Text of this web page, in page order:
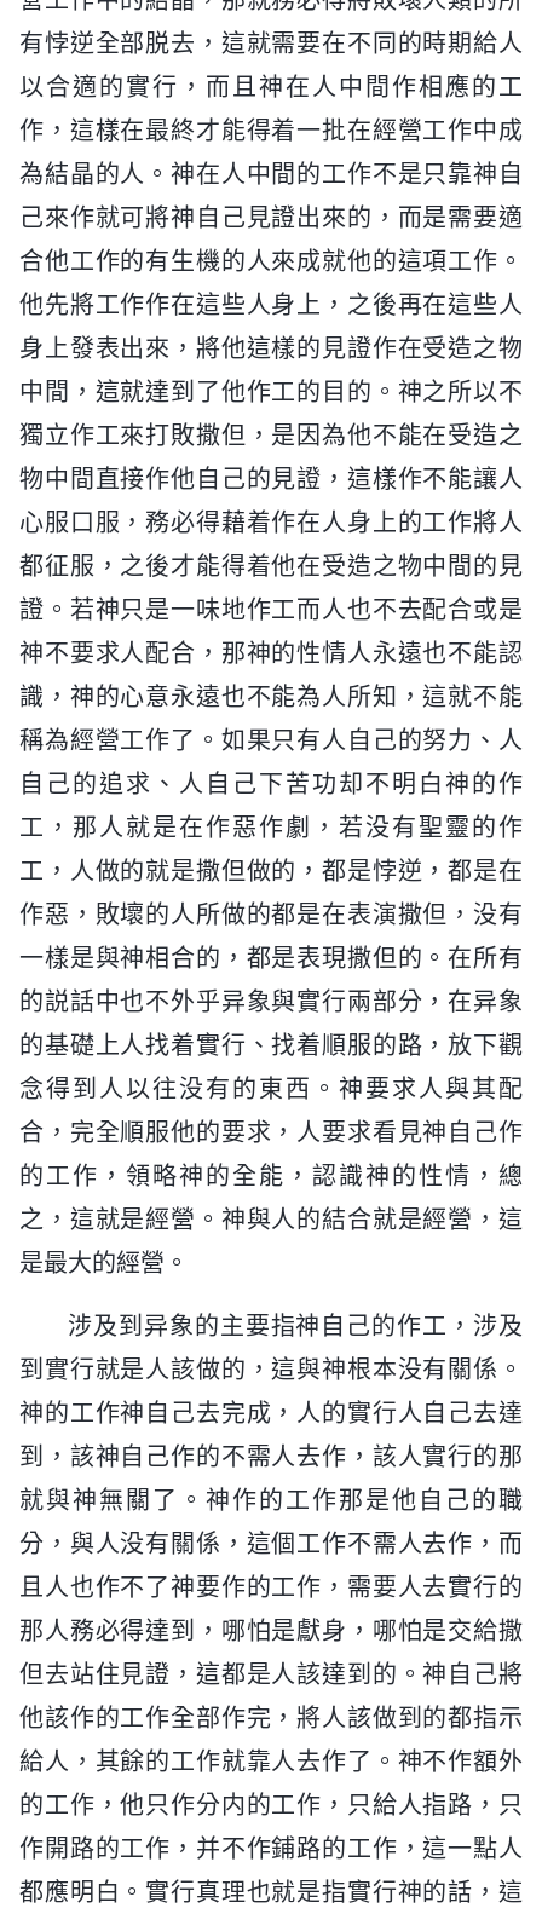
有悖逆全部脱去，這就需要在不同的時期給人
以合適的實行，而且神在人中間作相應的工
作，這樣在最終才能得着一批在經營工作中成
為結晶的人。神在人中間的工作不是只靠神自
己來作就可將神自己見證出來的，而是需要適
合他工作的有生機的人來成就他的這項工作。
他先將工作作在這些人身上，之後再在這些人
身上發表出來，將他這樣的見證作在受造之物
中間，這就達到了他作工的目的。神之所以不
獨立作工來打敗撒但，是因為他不能在受造之
物中間直接作他自己的見證，這樣作不能讓人
心服口服，務必得藉着作在人身上的工作將人
都征服，之後才能得着他在受造之物中間的見
證。若神只是一味地作工而人也不去配合或是
神不要求人配合，那神的性情人永遠也不能認
識，神的心意永遠也不能為人所知，這就不能
稱為經營工作了。如果只有人自己的努力、人
自己的追求、人自己下苦功却不明白神的作
工，那人就是在作惡作劇，若没有聖靈的作
工，人做的就是撒但做的，都是悖逆，都是在
作惡，敗壞的人所做的都是在表演撒但，没有
一樣是與神相合的，都是表現撒但的。在所有
的説話中也不外乎异象與實行兩部分，在异象
的基礎上人找着實行、找着順服的路，放下觀
念得到人以往没有的東西。神要求人與其配
合，完全順服他的要求，人要求看見神自己作
的工作，領略神的全能，認識神的性情，總
之，這就是經營。神與人的結合就是經營，這
是最大的經營。
涉及到异象的主要指神自己的作工，涉及
到實行就是人該做的，這與神根本没有關係。
神的工作神自己去完成，人的實行人自己去達
到，該神自己作的不需人去作，該人實行的那
就與神無關了。神作的工作那是他自己的職
分，與人没有關係，這個工作不需人去作，而
且人也作不了神要作的工作，需要人去實行的
那人務必得達到，哪怕是獻身，哪怕是交給撒
但去站住見證，這都是人該達到的。神自己將
他該作的工作全部作完，將人該做到的都指示
給人，其餘的工作就靠人去作了。神不作額外
的工作，他只作分内的工作，只給人指路，只
作開路的工作，并不作鋪路的工作，這一點人
都應明白。實行真理也就是指實行神的話，這